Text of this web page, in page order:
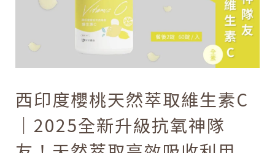
西印度櫻桃天然萃取維生素C
｜2025全新升級抗氧神隊